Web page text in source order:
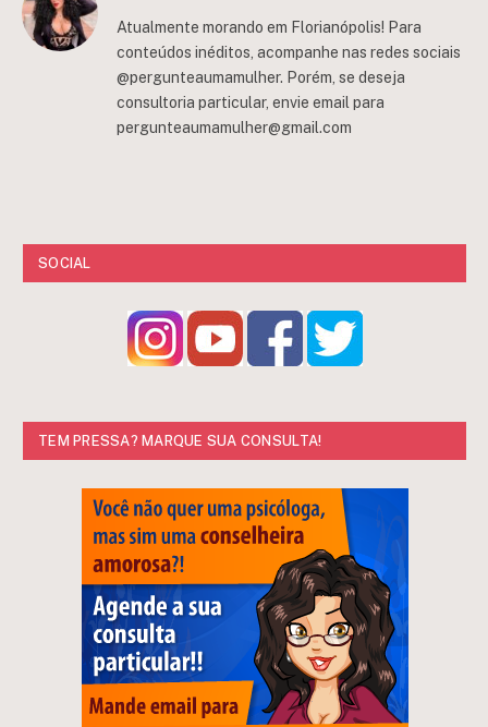
Atualmente morando em Florianópolis! Para
conteúdos inéditos, acompanhe nas redes sociais
@pergunteaumamulher. Porém, se deseja
consultoria particular, envie email para
pergunteaumamulher@gmail.com
SOCIAL
TEM PRESSA? MARQUE SUA CONSULTA!